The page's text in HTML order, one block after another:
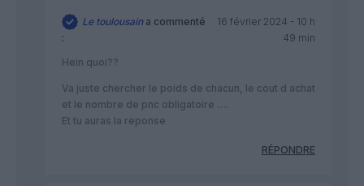
Le toulousaina commenté
:
16 février 2024 - 10 h
49 min
Hein quoi??
Va juste chercher le poids de chacun, le cout d achat
et le nombre de pnc obligatoire ….
Et tu auras la reponse
RÉPONDRE